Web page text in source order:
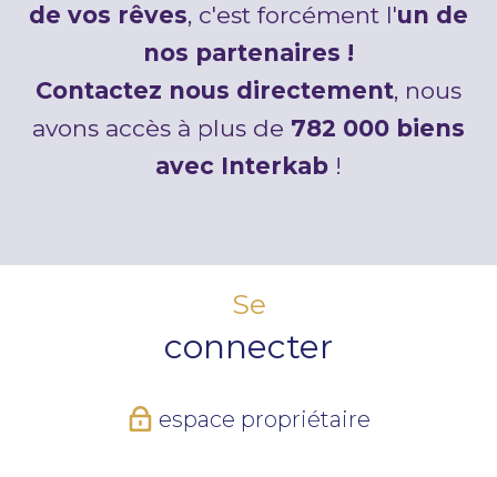
de vos rêves, c'est forcément l'un de
nos partenaires !
Contactez nous directement, nous
avons accès à plus de 782 000 biens
avec Interkab !
Se
connecter
espace propriétaire